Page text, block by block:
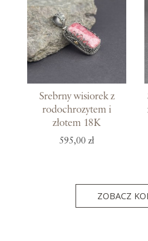
Srebrny wisiorek z
rodochrozytem i
złotem 18K
595,00 zł
ZOBACZ